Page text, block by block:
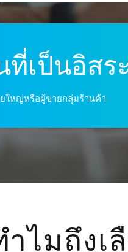
ที่เป็นอิสร
ใหญ่หรือผู้ขายกลุ่มร้านค้า
ำไมถึงเ